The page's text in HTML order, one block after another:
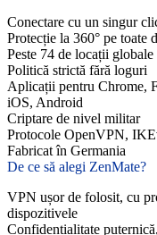
Conectare cu un singur
Protecție la 360° pe toate
Peste 74 de locații globale
Politică strictă fără loguri
Aplicații pentru Chrome,
iOS, Android
Criptare de nivel militar
Protocole OpenVPN,
Fabricat în Germania
De ce să alegi ZenMate?
VPN ușor de folosit, cu
dispozitivele
Confidențialitate